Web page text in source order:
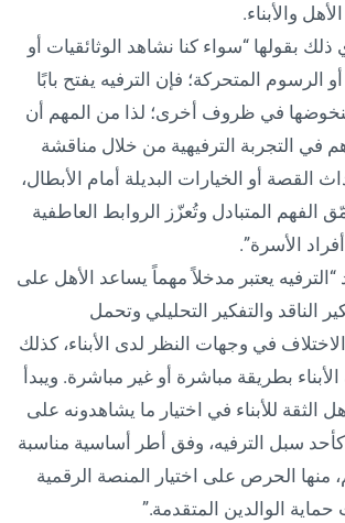
والأبناء.
ذلك بقولها “سواء كنا نشاهد الوثائقيات أو
الرسوم المتحركة؛ فإن الترفيه يفتح بابًا
في ظروف أخرى؛ لذا من المهم أن
في التجربة الترفيهية من خلال مناقشة
القصة أو الخيارات البديلة أمام الأبطال،
الفهم المتبادل وتُعزّز الروابط العاطفية
الأسرة”.
يعتبر مدخلاً مهماً يساعد الأهل على
الناقد والتفكير التحليلي وتحمل
في وجهات النظر لدى الأبناء، كذلك
بطريقة مباشرة أو غير مباشرة. ويبدأ
الثقة للأبناء في اختيار ما يشاهدونه على
سبل الترفيه، وفق أطر أساسية مناسبة
منها الحرص على اختيار المنصة الرقمية
حماية الوالدين المتقدمة.”